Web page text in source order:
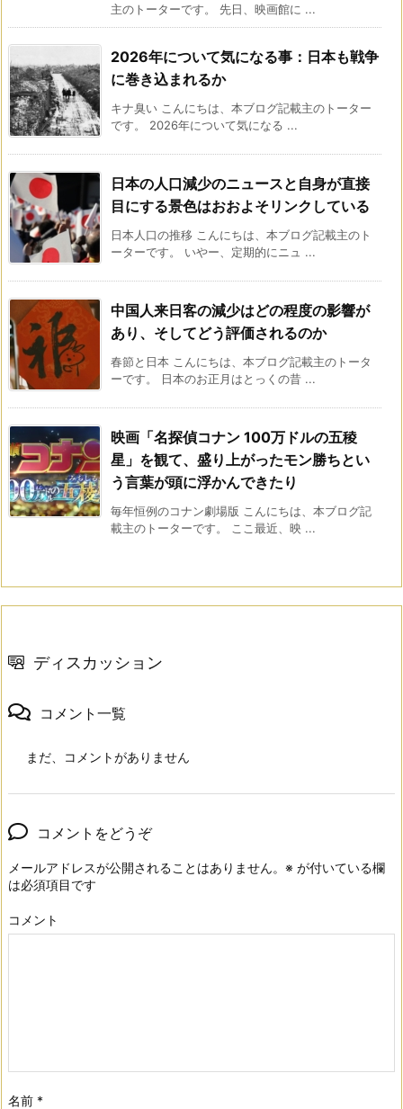
主のトーターです。 先日、映画館に ...
2026年について気になる事：日本も戦争
に巻き込まれるか
キナ臭い こんにちは、本ブログ記載主のトーター
です。 2026年について気になる ...
日本の人口減少のニュースと自身が直接
目にする景色はおおよそリンクしている
日本人口の推移 こんにちは、本ブログ記載主のト
ーターです。 いやー、定期的にニュ ...
中国人来日客の減少はどの程度の影響が
あり、そしてどう評価されるのか
春節と日本 こんにちは、本ブログ記載主のトータ
ーです。 日本のお正月はとっくの昔 ...
映画「名探偵コナン 100万ドルの五稜
星」を観て、盛り上がったモン勝ちとい
う言葉が頭に浮かんできたり
毎年恒例のコナン劇場版 こんにちは、本ブログ記
載主のトーターです。 ここ最近、映 ...
ディスカッション
コメント一覧
まだ、コメントがありません
コメントをどうぞ
メールアドレスが公開されることはありません。 ※ が付いている欄
は必須項目です
コメント
名前 *